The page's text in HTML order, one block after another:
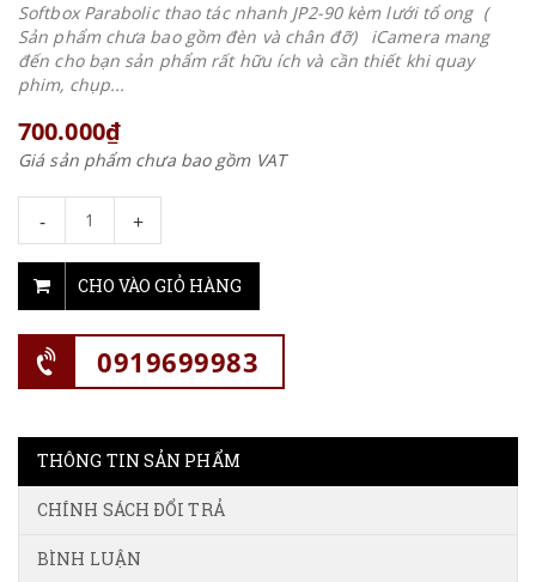
Softbox Parabolic thao tác nhanh JP2-90 kèm lưới tổ ong (
Sản phẩm chưa bao gồm đèn và chân đỡ) iCamera mang
đến cho bạn sản phẩm rất hữu ích và cần thiết khi quay
phim, chụp...
700.000₫
Giá sản phẩm chưa bao gồm VAT
- +
CHO VÀO GIỎ HÀNG
0919699983
THÔNG TIN SẢN PHẨM
CHÍNH SÁCH ĐỔI TRẢ
BÌNH LUẬN